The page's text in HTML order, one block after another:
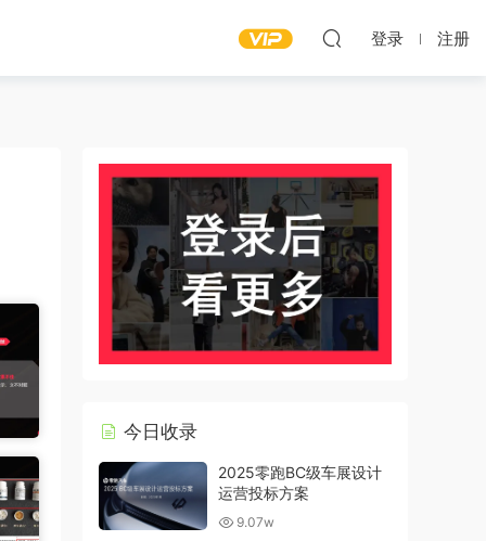
登录 注册
今日收录
2025零跑BC级车展设计
运营投标方案
9.07w